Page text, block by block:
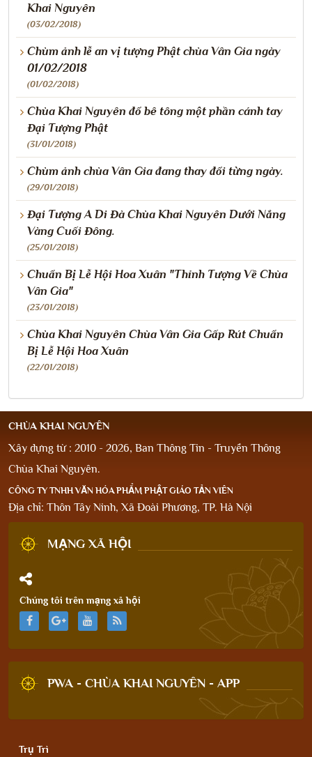
Khai Nguyên
(03/02/2018)
Chùm ảnh lễ an vị tượng Phật chùa Vân Gia ngày
01/02/2018
(01/02/2018)
Chùa Khai Nguyên đổ bê tông một phần cánh tay
Đại Tượng Phật
(31/01/2018)
Chùm ảnh chùa Vân Gia đang thay đổi từng ngày.
(29/01/2018)
Đại Tượng A Di Đà Chùa Khai Nguyên Dưới Nắng
Vàng Cuối Đông.
(25/01/2018)
Chuẩn Bị Lễ Hội Hoa Xuân "Thỉnh Tượng Về Chùa
Vân Gia"
(23/01/2018)
Chùa Khai Nguyên Chùa Vân Gia Gấp Rút Chuẩn
Bị Lễ Hội Hoa Xuân
(22/01/2018)
CHÙA KHAI NGUYÊN
Xây dựng từ : 2010 - 2026, Ban Thông Tin - Truyền Thông
Chùa Khai Nguyên.
CÔNG TY TNHH VĂN HÓA PHẨM PHẬT GIÁO TẢN VIÊN
Địa chỉ: Thôn Tây Ninh, Xã Đoài Phương, TP. Hà Nội
MẠNG XÃ HỘI
Chúng tôi trên mạng xã hội
PWA - CHÙA KHAI NGUYÊN - APP
Trụ Trì